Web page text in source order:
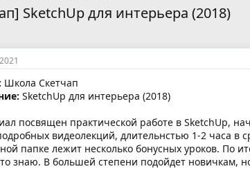
SketchUp для интерьера (2018)
Школа Скетчап
SketchUp для интерьера (2018)
посвящен практической работе в SketchUp,
видеолекций, длительнстью 1-2 часа в
папке лежит несколько бонусных уроков. По
знаю. В большей степени подойдет новичкам,